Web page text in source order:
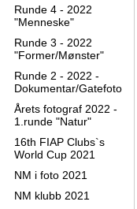
Runde 4 - 2022
"Menneske"
Runde 3 - 2022
"Former/Mønster"
Runde 2 - 2022 -
Dokumentar/Gatefoto
Årets fotograf 2022 -
1.runde "Natur"
16th FIAP Clubs`s
World Cup 2021
NM i foto 2021
NM klubb 2021